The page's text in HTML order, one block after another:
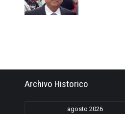
Archivo Historico
agosto 2026